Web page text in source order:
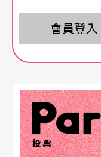
將台灣藝術家推
的實力及台灣人
從「歌劇」開始。
Q：聽說您在衛
否請您談談計畫
會員登入
投票